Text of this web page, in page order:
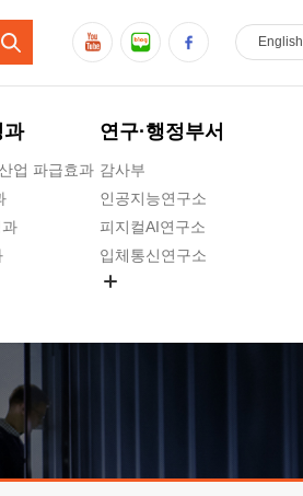
과
업 파급효과
연구·행정부서
감사부
인공지능연구소
피지컬AI연구소
입체통신연구소
호남권연구본부
English